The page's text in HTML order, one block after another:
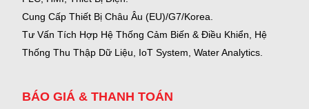
Cung Cấp Thiết Bị Châu Âu (EU)/G7/Korea.
Tư Vấn Tích Hợp Hệ Thống Cảm Biến & Điều Khiển, Hệ
Thống Thu Thập Dữ Liệu, IoT System, Water Analytics.
BÁO GIÁ & THANH TOÁN